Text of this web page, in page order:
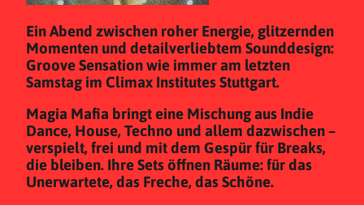
Ein Abend zwischen roher Energie, glitzernden
Momenten und detailverliebtem Sounddesign:
Groove Sensation wie immer am letzten
Samstag im Climax Institutes Stuttgart.
Magia Mafia bringt eine Mischung aus Indie
Dance, House, Techno und allem dazwischen –
verspielt, frei und mit dem Gespür für Breaks,
die bleiben. Ihre Sets öffnen Räume: für das
Unerwartete, das Freche, das Schöne.